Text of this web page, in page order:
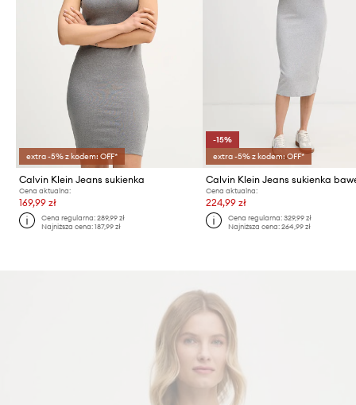
extra -5% z kodem: OFF*
Calvin Klein Jeans sukienka
Cena aktualna:
169,99 zł
Cena regularna:289,99 zł
Najniższa cena:187,99 zł
-15%
extra -5% z kodem: OFF*
Cena aktualna:
224,99 zł
Cena regularna: 329,99 zł
Najniższa cena: 264,99 zł